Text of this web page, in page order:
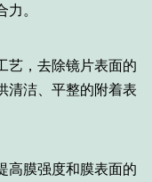
。
艺，去除镜片表面的
清洁、平整的附着表
高膜强度和膜表面的